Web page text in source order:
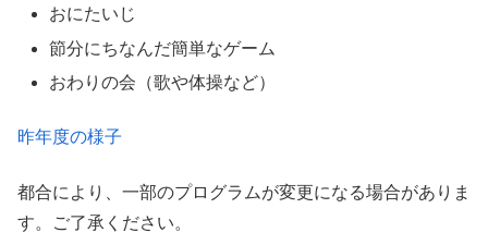
おにたいじ
節分にちなんだ簡単なゲーム
おわりの会（歌や体操など）
昨年度の様子
都合により、一部のプログラムが変更になる場合がありま
す。ご了承ください。